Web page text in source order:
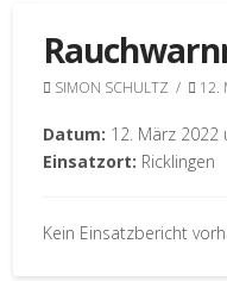
SIMON SCHULTZ 12.
Datum: 12. März 2022
Einsatzort: Ricklingen
Kein Einsatzbericht